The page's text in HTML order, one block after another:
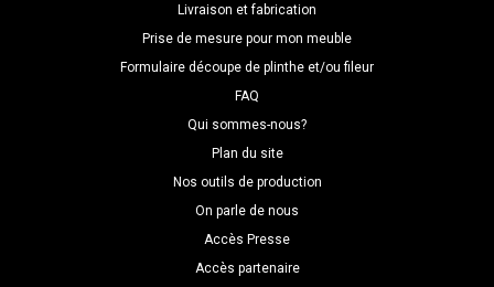
Livraison et fabrication
Prise de mesure pour mon meuble
Formulaire découpe de plinthe et/ou fileur
FAQ
Qui sommes-nous?
Plan du site
Nos outils de production
On parle de nous
Accès Presse
Accès partenaire